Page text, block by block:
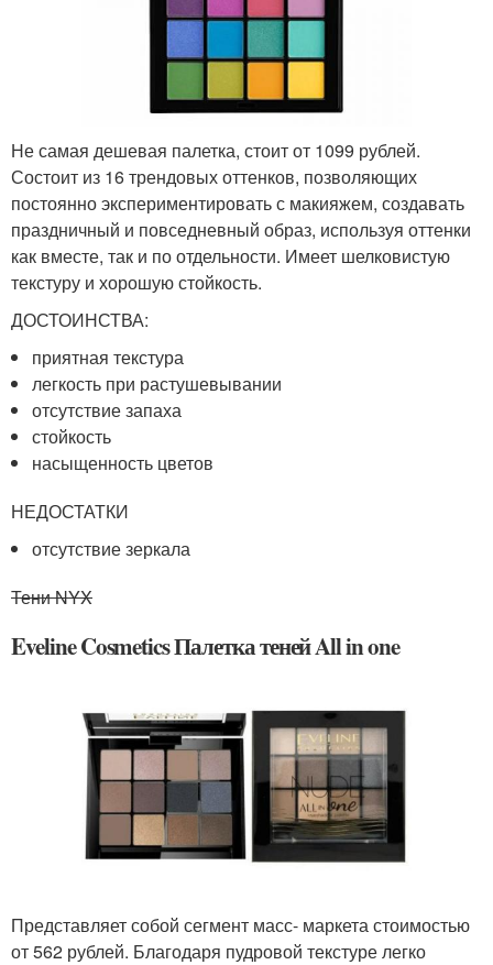
Не самая дешевая палетка, стоит от 1099 рублей.
Состоит из 16 трендовых оттенков, позволяющих
постоянно экспериментировать с макияжем, создавать
праздничный и повседневный образ, используя оттенки
как вместе, так и по отдельности. Имеет шелковистую
текстуру и хорошую стойкость.
ДОСТОИНСТВА:
приятная текстура
легкость при растушевывании
отсутствие запаха
стойкость
насыщенность цветов
НЕДОСТАТКИ
отсутствие зеркала
Тени NYX
Eveline Cosmetics Палетка теней All in one
Представляет собой сегмент масс- маркета стоимостью
от 562 рублей. Благодаря пудровой текстуре легко